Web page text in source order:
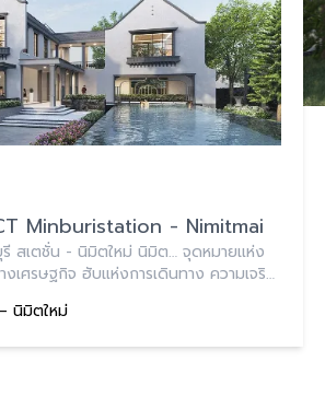
Minburistation - Nimitmai
สเตชั่น - นิมิตใหม่ นิมิต… จุดหมายแห่ง
เศรษฐกิจ ฮับแห่งการเดินทาง ความเจริญ
มชาติ เริ่มต้นที่ 3.19 ล้านบาท
นิมิตใหม่